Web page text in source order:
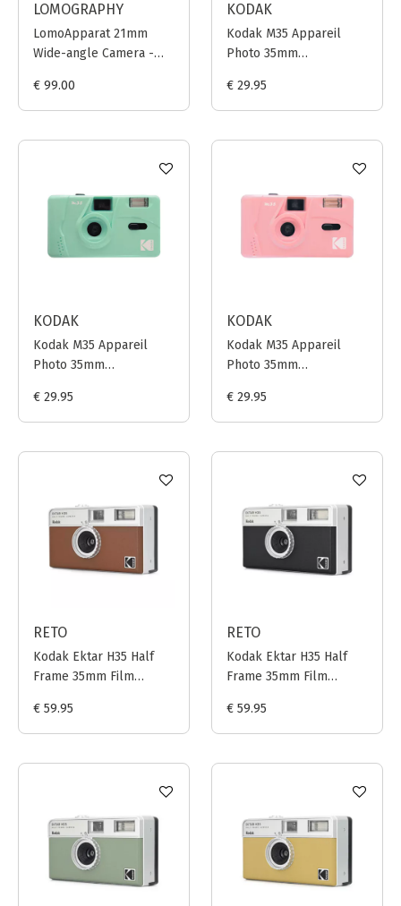
LOMOGRAPHY
LomoApparat 21mm
Wide-angle Camera -
€ 99.00
KODAK
Kodak M35 Appareil
Photo 35mm
€ 29.95
KODAK
Kodak M35 Appareil
Photo 35mm
Menthe
€ 29.95
KODAK
Kodak M35 Appareil
Photo 35mm
€ 29.95
RETO
Kodak Ektar H35 Half
Frame 35mm Film
€ 59.95
RETO
Kodak Ektar H35 Half
Frame 35mm Film
€ 59.95